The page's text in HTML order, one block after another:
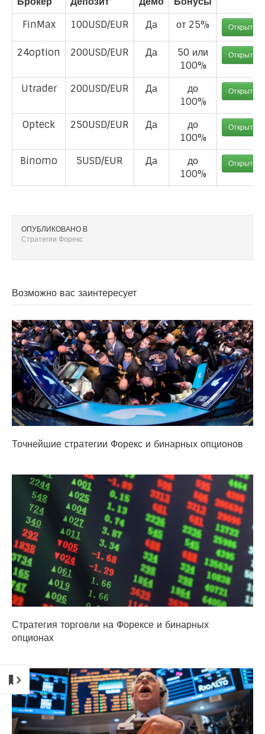
FinMax
100USD/EUR Да от 25% Открыть
24option 200USD/EUR Да
50 или
100%
Открыть
Utrader 200USD/EUR Да
до
100%
Открыть
Opteck 250USD/EUR Да
до
100%
Открыть
Binomo 5USD/EUR Да
до
100%
Открыть
ОПУБЛИКОВАНО В
Стратегии Форекс
Возможно вас заинтересует
Точнейшие стратегии Форекс и бинарных опционов
Стратегия торговли на Форексе и бинарных
опционах